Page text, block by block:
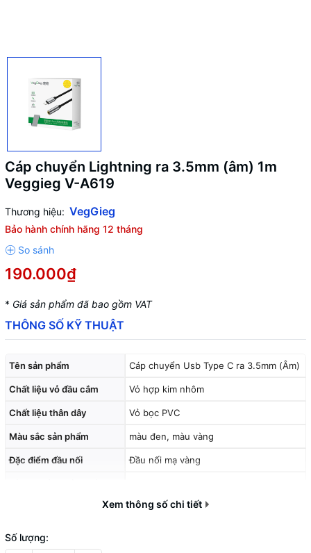
Cáp chuyển Lightning ra 3.5mm (âm) 1m
Veggieg V-A619
Thương hiệu: VegGieg
Bảo hành chính hãng 12 tháng
190.000₫
* Giá sản phẩm đã bao gồm VAT
THÔNG SỐ KỸ THUẬT
Tên sản phẩm Cáp chuyển Usb Type C ra 3.5mm (Âm)
Chất liệu vỏ đầu cắm Vỏ hợp kim nhôm
Chất liệu thân dây Vỏ bọc PVC
Màu sắc sản phẩm màu đen, màu vàng
Đặc điểm đầu nối Đầu nối mạ vàng
Xem thông số chi tiết
Số lượng: